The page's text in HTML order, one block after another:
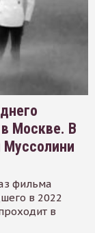
Москве. В
Муссолини
фильма
в 2022
в